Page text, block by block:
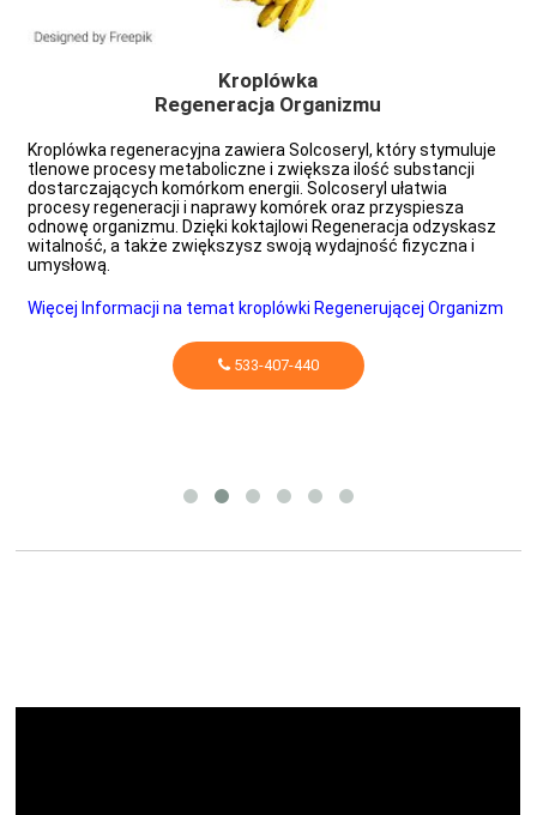
Kroplówka
Regeneracja Organizmu
Kroplówka regeneracyjna zawiera Solcoseryl, który stymuluje
tlenowe procesy metaboliczne i zwiększa ilość substancji
dostarczających komórkom energii. Solcoseryl ułatwia
procesy regeneracji i naprawy komórek oraz przyspiesza
odnowę organizmu. Dzięki koktajlowi Regeneracja odzyskasz
witalność, a także zwiększysz swoją wydajność fizyczna i
umysłową.
Więcej Informacji na temat kroplówki Regenerującej Organizm
533-407-440